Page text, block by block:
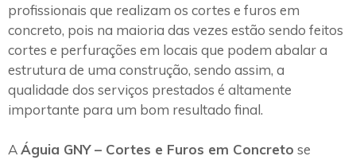
profissionais que realizam os cortes e furos em
concreto, pois na maioria das vezes estão sendo feitos
cortes e perfurações em locais que podem abalar a
estrutura de uma construção, sendo assim, a
qualidade dos serviços prestados é altamente
importante para um bom resultado final.
AÁguia GNY – Cortes e Furos em Concreto se